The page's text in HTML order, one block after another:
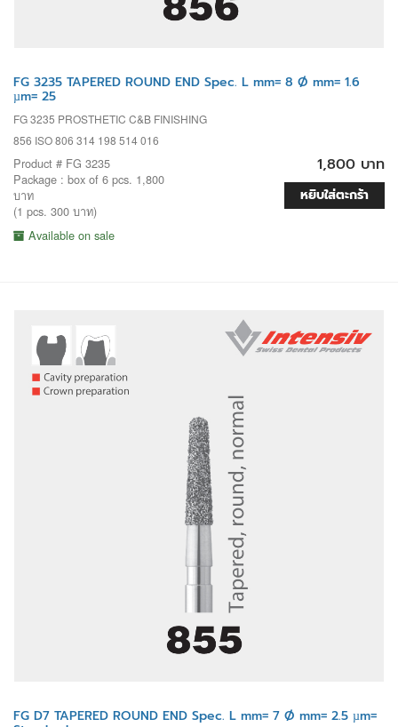
FG 3235 TAPERED ROUND END Spec. L mm= 8 Ø mm= 1.6
µm= 25
FG 3235 PROSTHETIC C&B FINISHING
856 ISO 806 314 198 514 016
Product # FG 3235
Package : box of 6 pcs. 1,800
บาท
(1 pcs. 300 บาท)
Available on sale
1,800 บาท
หยิบใส่ตะกร้า
FG D7 TAPERED ROUND END Spec. L mm= 7 Ø mm= 2.5 µm=